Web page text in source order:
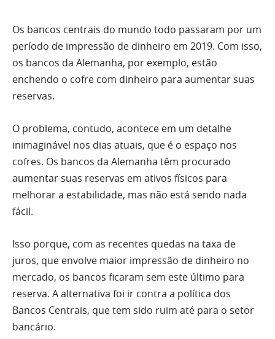
Os bancos centrais do mundo todo passaram por um
período de impressão de dinheiro em 2019. Com isso,
os bancos da Alemanha, por exemplo, estão
enchendo o cofre com dinheiro para aumentar suas
reservas.
O problema, contudo, acontece em um detalhe
inimaginável nos dias atuais, que é o espaço nos
cofres. Os bancos da Alemanha têm procurado
aumentar suas reservas em ativos físicos para
melhorar a estabilidade, mas não está sendo nada
fácil.
Isso porque, com as recentes quedas na taxa de
juros, que envolve maior impressão de dinheiro no
mercado, os bancos ficaram sem este último para
reserva. A alternativa foi ir contra a política dos
Bancos Centrais, que tem sido ruim até para o setor
bancário.